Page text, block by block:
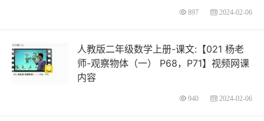
897 2024-02-06
人教版二年级数学上册-课文:【021 杨老
师-观察物体（一） P68，P71】视频网课
内容
940 2024-02-06